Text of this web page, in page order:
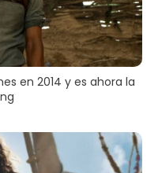
en 2014 y es ahora la